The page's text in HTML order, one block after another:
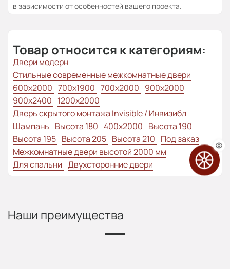
в зависимости от особенностей вашего проекта.
Товар относится к категориям:
Двери модерн
Стильные современные межкомнатные двери
600x2000 700x1900 700x2000 900x2000
900x2400 1200x2000
Дверь скрытого монтажа Invisible / Инвизибл
Шампань Высота 180 400x2000 Высота 190
Высота 195 Высота 205 Высота 210 Под заказ
Межкомнатные двери высотой 2000 мм
Для спальни Двухсторонние двери
Наши преимущества